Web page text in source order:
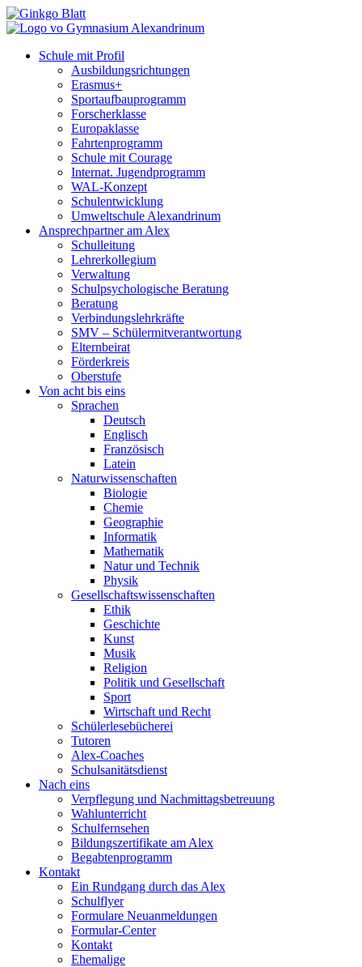
Schule mit Profil
Ausbildungsrichtungen
Erasmus+
Sportaufbauprogramm
Forscherklasse
Europaklasse
Fahrtenprogramm
Schule mit Courage
Internat. Jugendprogramm
WAL-Konzept
Schulentwicklung
Umweltschule Alexandrinum
Ansprechpartner am Alex
Schulleitung
Lehrerkollegium
Verwaltung
Schulpsychologische Beratung
Beratung
Verbindungslehrkräfte
SMV – Schülermitverantwortung
Elternbeirat
Förderkreis
Oberstufe
Von acht bis eins
Sprachen
Deutsch
Englisch
Französisch
Latein
Naturwissenschaften
Biologie
Chemie
Geographie
Informatik
Mathematik
Natur und Technik
Physik
Gesellschaftswissenschaften
Ethik
Geschichte
Kunst
Musik
Religion
Politik und Gesellschaft
Sport
Wirtschaft und Recht
Schülerlesebücherei
Tutoren
Alex-Coaches
Schulsanitätsdienst
Nach eins
Verpflegung und Nachmittagsbetreuung
Wahlunterricht
Schulfernsehen
Bildungszertifikate am Alex
Begabtenprogramm
Kontakt
Ein Rundgang durch das Alex
Schulflyer
Formulare Neuanmeldungen
Formular-Center
Kontakt
Ehemalige